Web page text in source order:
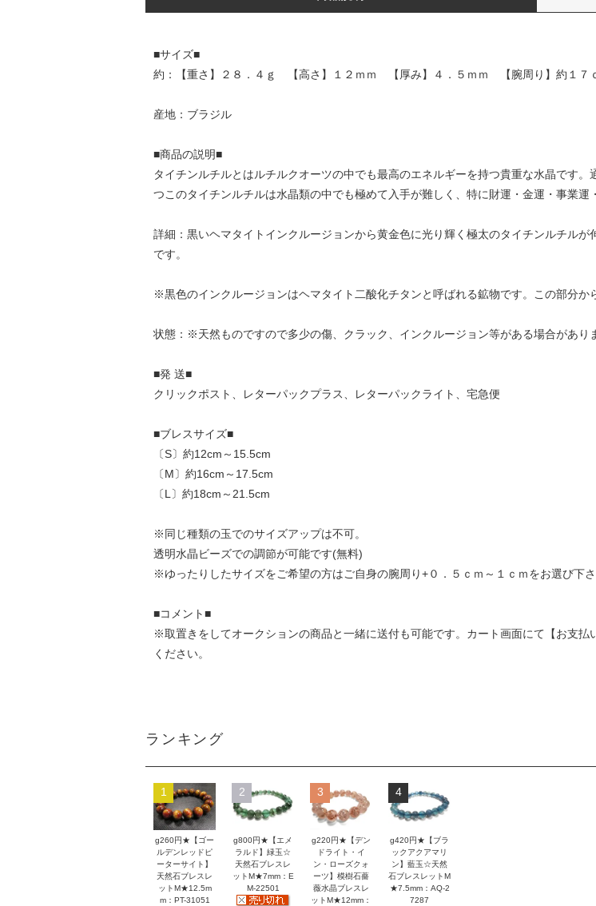
■サイズ■
約：【重さ】２８．４ｇ 【高さ】１２ｍｍ 【厚み】４．５ｍｍ 【腕周り】約１７ｃ
産地：ブラジル
■商品の説明■
タイチンルチルとはルチルクオーツの中でも最高のエネルギーを持つ貴重な水晶です
つこのタイチンルチルは水晶類の中でも極めて入手が難しく、特に財運・金運・事業運
詳細：黒いヘマタイトインクルージョンから黄金色に光り輝く極太のタイチンルチル
です。
※黒色のインクルージョンはヘマタイト二酸化チタンと呼ばれる鉱物です。この部分か
状態：※天然ものですので多少の傷、クラック、インクルージョン等がある場合があり
■発 送■
クリックポスト、レターパックプラス、レターパックライト、宅急便
■ブレスサイズ■
〔S〕約12cm～15.5cm
〔M〕約16cm～17.5cm
〔L〕約18cm～21.5cm
※同じ種類の玉でのサイズアップは不可。
透明水晶ビーズでの調節が可能です(無料)
※ゆったりしたサイズをご希望の方はご自身の腕周り+０．５ｃｍ～１ｃｍをお選び下さ
■コメント■
※取置きをしてオークションの商品と一緒に送付も可能です。カート画面にて【お支
ください。
ランキング
1
g260円★【ゴー
ルデンレッドピ
ーターサイト】
天然石ブレスレ
ットM★12.5m
m：PT-31051
2
g800円★【エメ
ラルド】緑玉☆
天然石ブレスレ
ットM★7mm：E
M-22501
3
g220円★【デン
ドライト・イ
ン・ローズクォ
ーツ】模樹石薔
薇水晶ブレスレ
ットM★12mm：
4
g420円★【ブラ
ックアクアマリ
ン】藍玉☆天然
石ブレスレットM
★7.5mm：AQ-2
7287